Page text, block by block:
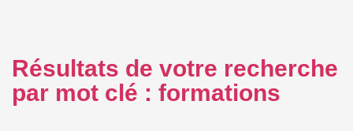
Résultats de votre recherche
par mot clé : formations